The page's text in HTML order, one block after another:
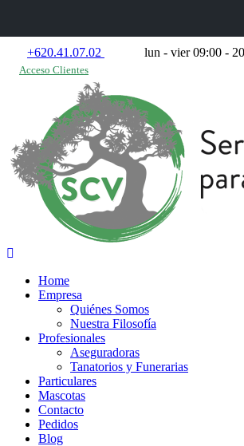
+620.41.07.02 lun - vier 09:00 -
Acceso Clientes
Home
Empresa
Quiénes Somos
Nuestra Filosofía
Profesionales
Aseguradoras
Tanatorios y Funerarias
Particulares
Mascotas
Contacto
Pedidos
Blog